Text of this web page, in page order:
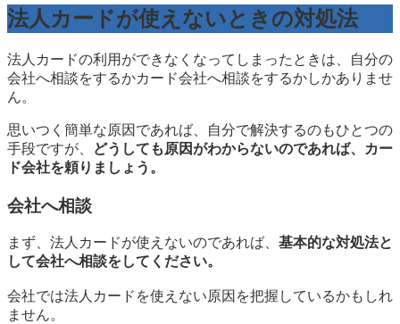
法人カードが使えないときの対処法
法人カードの利用ができなくなってしまったときは、自分の
会社へ相談をするかカード会社へ相談をするかしかありませ
ん。
思いつく簡単な原因であれば、自分で解決するのもひとつの
手段ですが、
どうしても原因がわからないのであれば、カー
ド会社を頼りましょう。
会社へ相談
まず、法人カードが使えないのであれば、 基本的な対処法と
して会社へ相談をしてください。
会社では法人カードを使えない原因を把握しているかもしれ
ません。